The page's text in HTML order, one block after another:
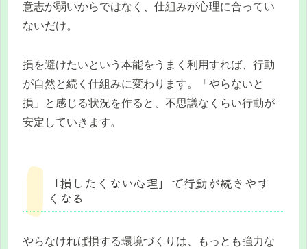
意志が弱いからではなく、仕組みが心理に合ってい
ないだけ。
損を避けたいという本能をうまく利用すれば、行動
が自然と続く仕組みに変わります。「やらないと
損」と感じる状況を作ると、不思議なくらい行動が
安定していきます。
「損したくない心理」で行動が続きやす
くなる
やらなければ損する環境づくりは、もっとも強力な